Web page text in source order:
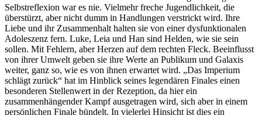
Selbstreflexion war es nie. Vielmehr freche Jugendlichkeit, die
überstürzt, aber nicht dumm in Handlungen verstrickt wird. Ihre
Liebe und ihr Zusammenhalt halten sie von einer dysfunktionalen
Adoleszenz fern. Luke, Leia und Han sind Helden, wie sie sein
sollen. Mit Fehlern, aber Herzen auf dem rechten Fleck. Beeinflusst
von ihrer Umwelt geben sie ihre Werte an Publikum und Galaxis
weiter, ganz so, wie es von ihnen erwartet wird. „Das Imperium
schlägt zurück“ hat im Hinblick seines legendären Finales einen
besonderen Stellenwert in der Rezeption, da hier ein
zusammenhängender Kampf ausgetragen wird, sich aber in einem
persönlichen Finale bündelt. In vielerlei Hinsicht ist dies ein